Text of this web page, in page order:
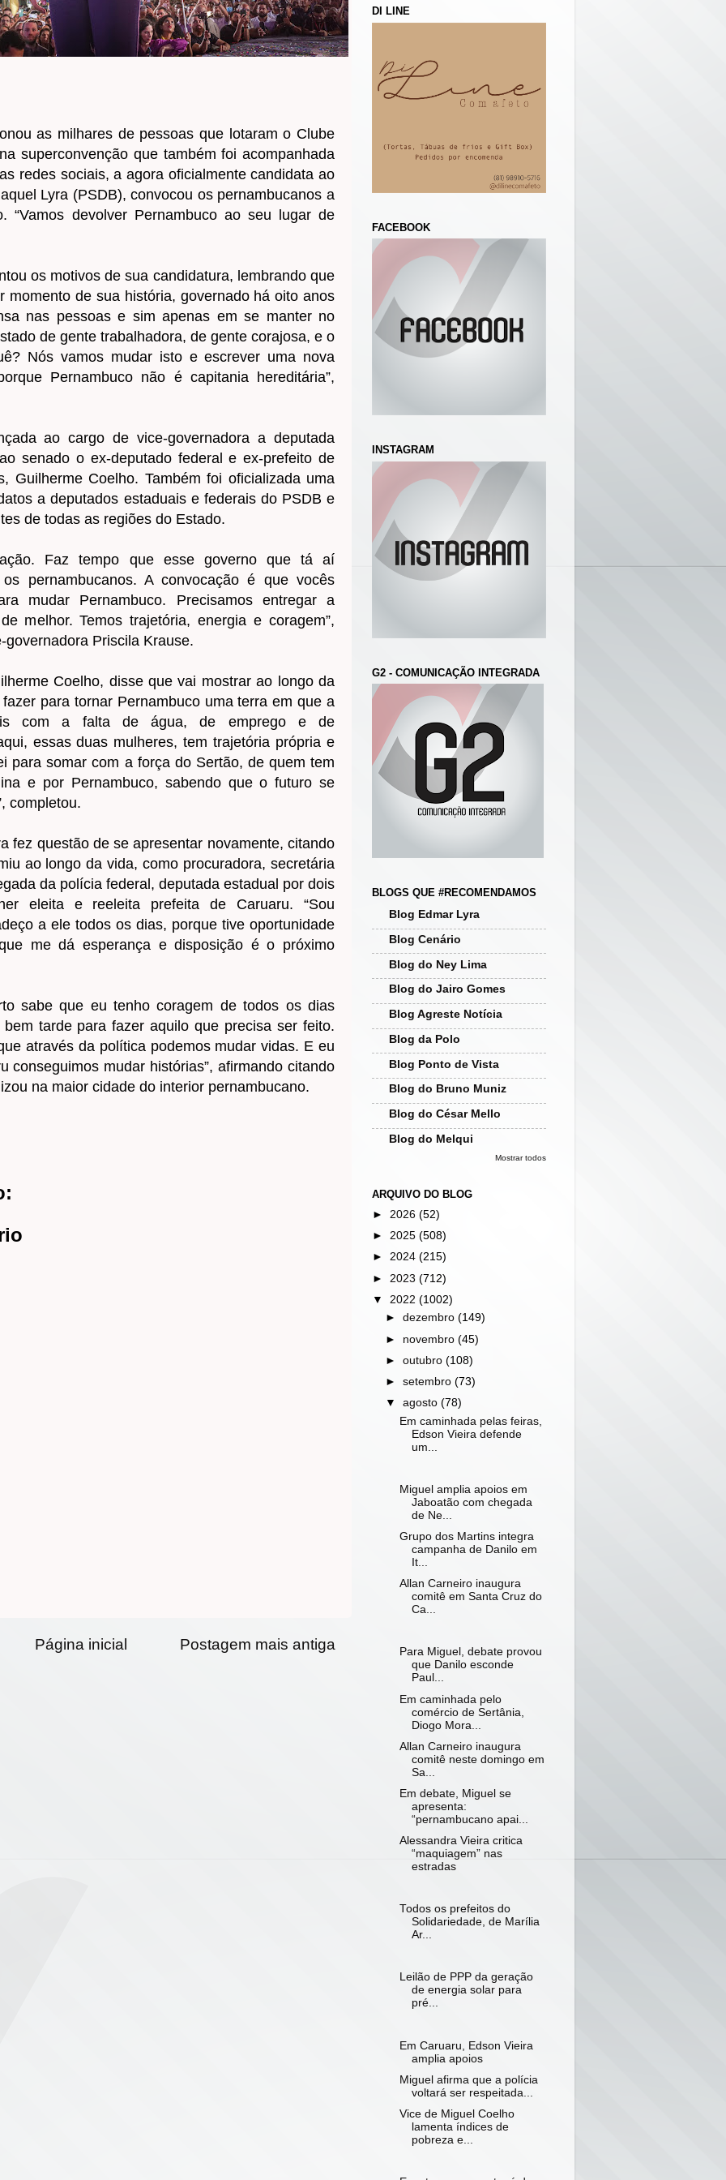
as milhares de pessoas que lotaram o Clube
superconvenção que também foi acompanhada
redes sociais, a agora oficialmente candidata ao
Lyra (PSDB), convocou os pernambucanos a
“Vamos devolver Pernambuco ao seu lugar de
os motivos de sua candidatura, lembrando que
momento de sua história, governado há oito anos
nas pessoas e sim apenas em se manter no
de gente trabalhadora, de gente corajosa, e o
Nós vamos mudar isto e escrever uma nova
Pernambuco não é capitania hereditária”,
ao cargo de vice-governadora a deputada
senado o ex-deputado federal e ex-prefeito de
Guilherme Coelho. Também foi oficializada uma
a deputados estaduais e federais do PSDB e
de todas as regiões do Estado.
Faz tempo que esse governo que tá aí
pernambucanos. A convocação é que vocês
mudar Pernambuco. Precisamos entregar a
melhor. Temos trajetória, energia e coragem”,
Priscila Krause.
Coelho, disse que vai mostrar ao longo da
para tornar Pernambuco uma terra em que a
com a falta de água, de emprego e de
essas duas mulheres, tem trajetória própria e
para somar com a força do Sertão, de quem tem
e por Pernambuco, sabendo que o futuro se
completou.
fez questão de se apresentar novamente, citando
ao longo da vida, como procuradora, secretária
da polícia federal, deputada estadual por dois
eleita e reeleita prefeita de Caruaru. “Sou
a ele todos os dias, porque tive oportunidade
me dá esperança e disposição é o próximo
sabe que eu tenho coragem de todos os dias
tarde para fazer aquilo que precisa ser feito.
através da política podemos mudar vidas. E eu
conseguimos mudar histórias”, afirmando citando
na maior cidade do interior pernambucano.
Postagem mais antiga
Página inicial
DI LINE
FACEBOOK
INSTAGRAM
G2 - COMUNICAÇÃO INTEGRADA
BLOGS QUE #RECOMENDAMOS
Blog Edmar Lyra
Blog Cenário
Blog do Ney Lima
Blog do Jairo Gomes
Blog Agreste Notícia
Blog da Polo
Blog Ponto de Vista
Blog do Bruno Muniz
Blog do César Mello
Blog do Melqui
Mostrar todos
ARQUIVO DO BLOG
► 2026 (52)
► 2025 (508)
► 2024 (215)
► 2023 (712)
▼ 2022 (1002)
►dezembro(149)
► novembro(45)
►outubro(108)
►setembro(73)
▼agosto(78)
Em caminhada pelas feiras,
Edson Vieira defende
um...
Miguel amplia apoios em
Jaboatão com chegada
de Ne...
Grupo dos Martins integra
campanha de Danilo em
It...
Allan Carneiro inaugura
comitê em Santa Cruz do
Ca...
Para Miguel, debate provou
que Danilo esconde
Paul...
Em caminhada pelo
comércio de Sertânia,
Diogo Mora...
Allan Carneiro inaugura
comitê neste domingo em
Sa...
Em debate, Miguel se
apresenta:
“pernambucano apai...
Alessandra Vieira critica
“maquiagem” nas
estradas
Todos os prefeitos do
Solidariedade, de Marília
Ar...
Leilão de PPP da geração
de energia solar para
pré...
Em Caruaru, Edson Vieira
amplia apoios
Miguel afirma que a polícia
voltará ser respeitada...
Vice de Miguel Coelho
lamenta índices de
pobreza e...